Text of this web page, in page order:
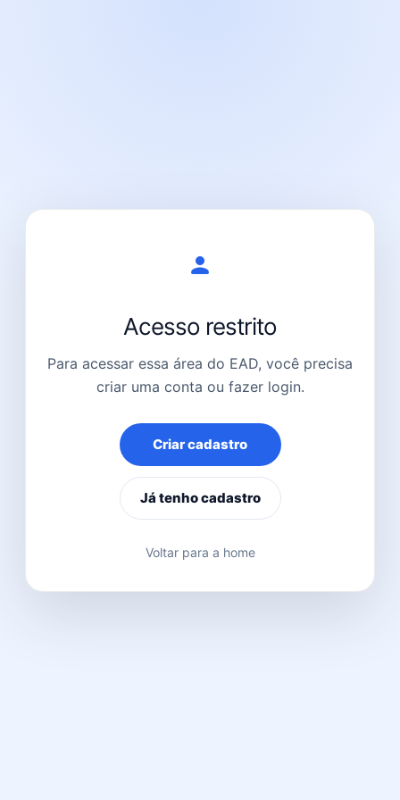
Acesso restrito
Para acessar essa área do EAD, você precisa
criar uma conta ou fazer login.
Criar cadastro
Já tenho cadastro
Voltar para a home